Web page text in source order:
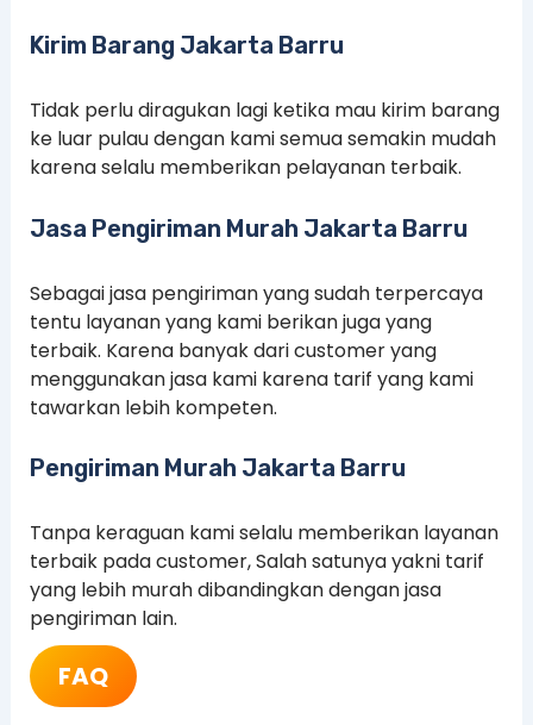
Kirim Barang Jakarta Barru
Tidak perlu diragukan lagi ketika mau kirim barang
ke luar pulau dengan kami semua semakin mudah
karena selalu memberikan pelayanan terbaik.
Jasa Pengiriman Murah Jakarta Barru
Sebagai jasa pengiriman yang sudah terpercaya
tentu layanan yang kami berikan juga yang
terbaik. Karena banyak dari customer yang
menggunakan jasa kami karena tarif yang kami
tawarkan lebih kompeten.
Pengiriman Murah Jakarta Barru
Tanpa keraguan kami selalu memberikan layanan
terbaik pada customer, Salah satunya yakni tarif
yang lebih murah dibandingkan dengan jasa
pengiriman lain.
FAQ